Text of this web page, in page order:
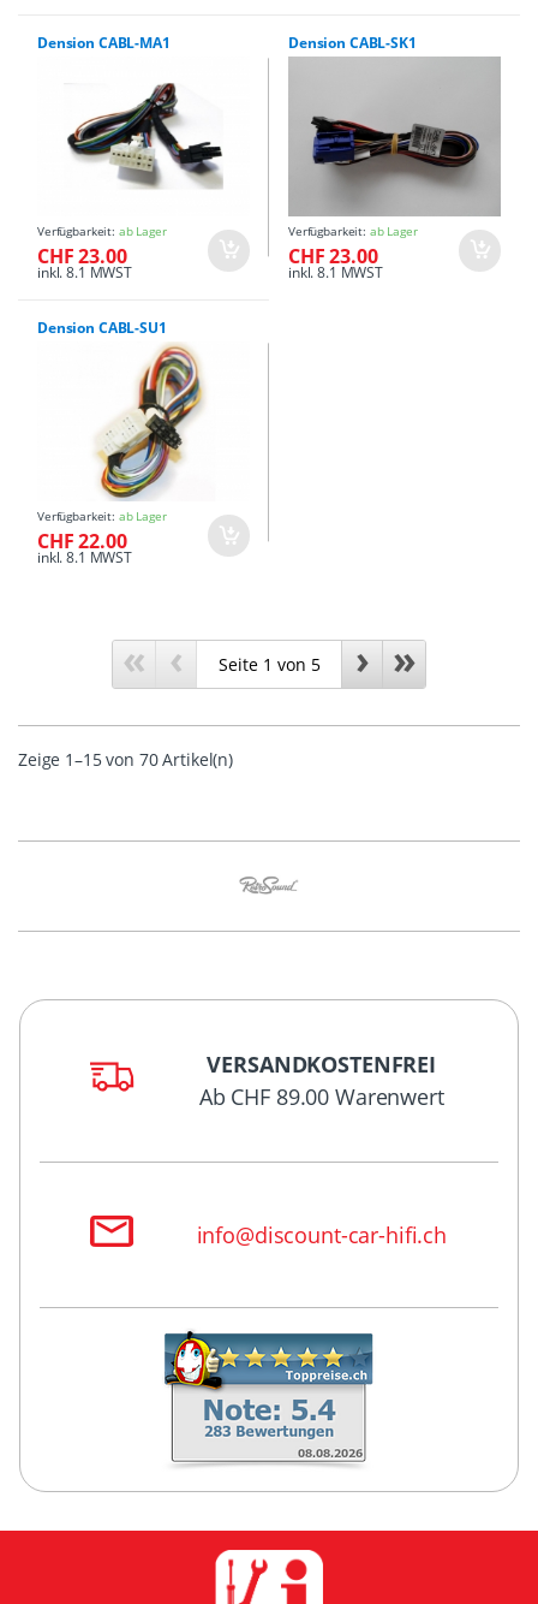
Dension CABL-MA1
Verfügbarkeit: ab Lager
CHF 23.00
inkl. 8.1 MWST
Dension CABL-SK1
Verfügbarkeit: ab Lager
CHF 23.00
inkl. 8.1 MWST
Dension CABL-SU1
Verfügbarkeit: ab Lager
CHF 22.00
inkl. 8.1 MWST
« ‹ › »
Zeige 1–15 von 70 Artikel(n)
VERSANDKOSTENFREI
Ab CHF 89.00 Warenwert
info@discount-car-hifi.ch